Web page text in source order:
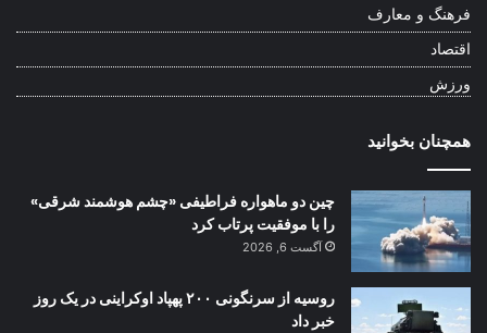
فرهنگ و معارف
اقتصاد
ورزش
همچنان بخوانید
چین دو ماهواره فراطیفی «چشم هوشمند شرقی»
را با موفقیت پرتاب کرد
آگست 6, 2026
روسیه از سرنگونی ۲۰۰ پهپاد اوکراینی در یک روز
خبر داد